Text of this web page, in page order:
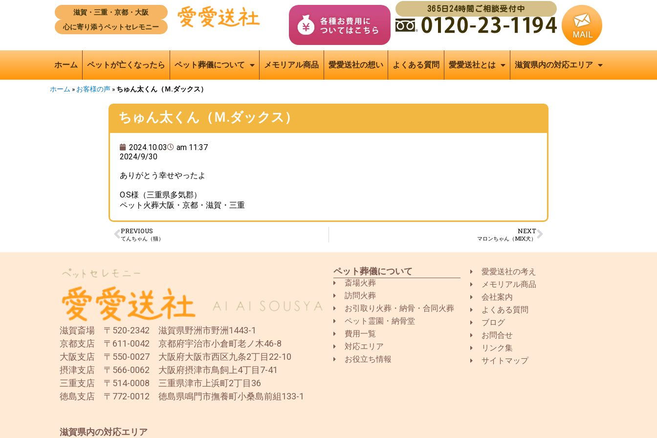
滋賀・三重・京都・大阪
心に寄り添うペットセレモニー
365日24時間ご相談受付中
ホーム ペットが亡くなったら ペット葬儀について メモリアル商品 愛愛送社の想い よくある質問 愛愛送社とは 滋賀県内の対応エリア
ホーム » お客様の声 » ちゅん太くん（Ｍ.ダックス）
ちゅん太くん（Ｍ.ダックス）
2024.10.03
am 11:37
2024/9/30
ありがとう幸せやったよ
O.S様（三重県多気郡）
ペット火葬大阪・京都・滋賀・三重
PREVIOUS
てんちゃん（猫）
NEXT
マロンちゃん（MIX犬）
滋賀斎場 〒520-2342 滋賀県野洲市野洲1443-1
京都支店 〒611-0042 京都府宇治市小倉町老ノ木46-8
大阪支店 〒550-0027 大阪府大阪市西区九条2丁目22-10
摂津支店 〒566-0062 大阪府摂津市鳥飼上4丁目7-41
三重支店 〒514-0008 三重県津市上浜町2丁目36
徳島支店 〒772-0012 徳島県鳴門市撫養町小桑島前組133-1
ペット葬儀について
斎場火葬
訪問火葬
お引取り火葬・納骨・合同火葬
ペット霊園・納骨堂
費用一覧
対応エリア
お役立ち情報
愛愛送社の考え
メモリアル商品
会社案内
よくある質問
ブログ
お問合せ
リンク集
サイトマップ
滋賀県内の対応エリア